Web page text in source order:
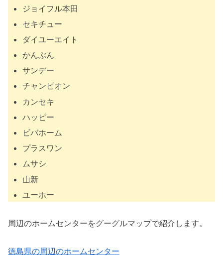
ジョイフル本田
セキチュー
ダイユーエイト
かんぶん
サンデー
チャンピオン
カンセキ
ハッピー
ビバホーム
プラスワン
ムサシ
山新
ユーホー
周辺のホームセンターをグーグルマップで紹介します。
徳島県の周辺のホームセンター